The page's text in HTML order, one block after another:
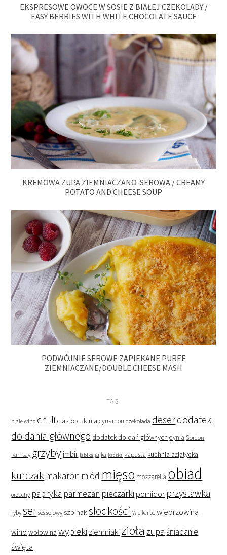
EKSPRESOWE OWOCE W SOSIE Z BIAŁEJ CZEKOLADY /
EASY BERRIES WITH WHITE CHOCOLATE SAUCE
KREMOWA ZUPA ZIEMNIACZANO-SEROWA / CREAMY
POTATO AND CHEESE SOUP
PODWÓJNIE SEROWE ZAPIEKANE PUREE
ZIEMNIACZANE/DOUBLE CHEESE MASH
TAGI
białe wino chilli ciasto cukinia cynamon czekolada deserdodatek
do dania głównego dodatek do dań głównych dynia Gordon
Ramsay grzyby imbir jabłka jajka kaczka kapusta kuchnia azjatycka
kurczak makaron miód mięso mozzarella obiad
orzechy papryka parmezan pieczarki pomidor przystawka
ryby ser sos sojowy szpinaksłodkości Wielkanoc wieprzowina
wino wołowina wypieki ziemniaki zioła zupaśniadanie
święta